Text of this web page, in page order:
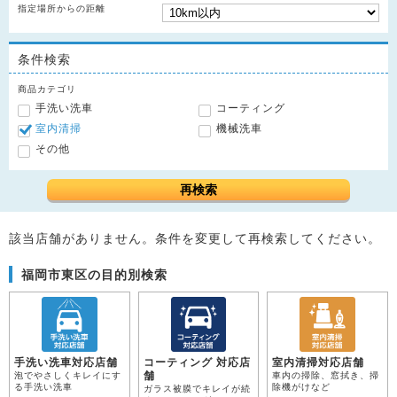
指定場所からの距離
条件検索
商品カテゴリ
手洗い洗車
コーティング
室内清掃
機械洗車
その他
再検索
該当店舗がありません。条件を変更して再検索してください。
福岡市東区の目的別検索
手洗い洗車対応店舗
泡でやさしくキレイにす
る手洗い洗車
コーティング 対応店
舗
ガラス被膜でキレイが続
室内清掃対応店舗
車内の掃除、窓拭き、掃
除機がけなど